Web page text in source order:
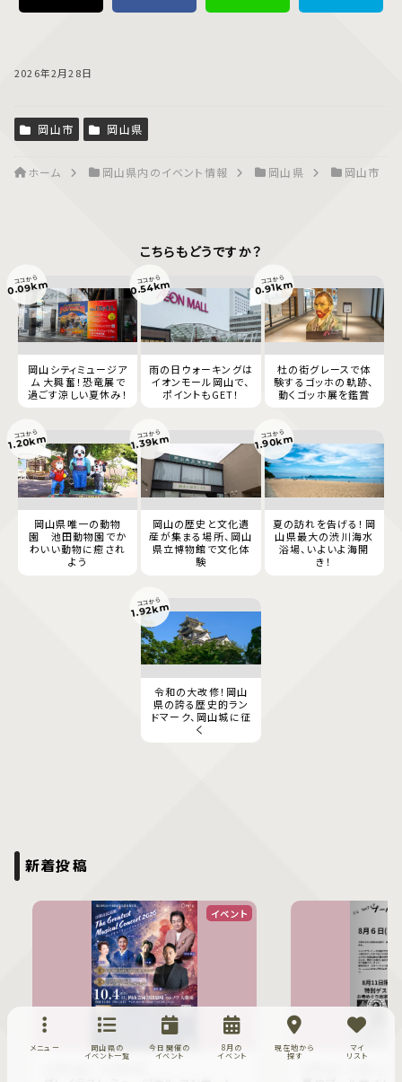
2026年2月28日
岡山市 岡山県
ホーム 岡山県内のイベント情報 岡山県 岡山市
こちらもどうですか？
岡山シティミュージア
ム 大興奮！恐竜展で
過ごす涼しい夏休み！
ココから
0.09km
雨の日ウォーキングは
イオンモール岡山で、
ポイントもGET！
ココから
0.54km
杜の街グレースで体
験するゴッホの軌跡、
動くゴッホ展を鑑賞
ココから
0.91km
岡山県唯一の動物
園 池田動物園でか
わいい動物に癒され
よう
ココから
1.20km
岡山の歴史と文化遺
産が集まる場所、岡山
県立博物館で文化体
験
ココから
1.39km
夏の訪れを告げる！岡
山県最大の渋川海水
浴場、いよいよ海開
き！
ココから
1.90km
令和の大改修！岡山
県の誇る歴史的ラン
ドマーク、岡山城に征
く
ココから
1.92km
新着投稿
イベント
メニュー
岡山県の
イベント一覧
今日開催の
イベント
8月の
イベント
現在地から
探す
マイ
リスト